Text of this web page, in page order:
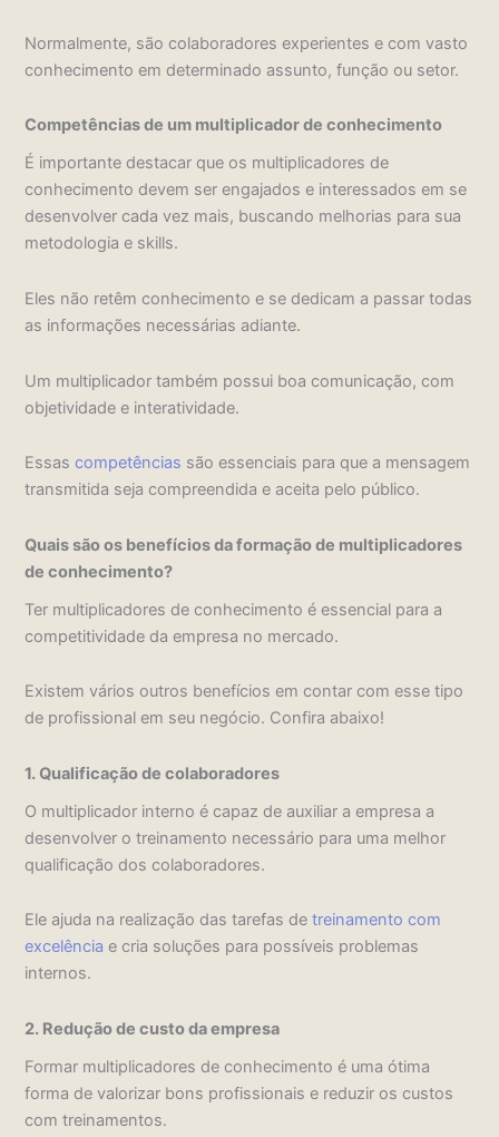
Normalmente, são colaboradores experientes e com vasto
conhecimento em determinado assunto, função ou setor.
Competências de um multiplicador de conhecimento
É importante destacar que os multiplicadores de
conhecimento devem ser engajados e interessados em se
desenvolver cada vez mais, buscando melhorias para sua
metodologia e skills.
Eles não retêm conhecimento e se dedicam a passar todas
as informações necessárias adiante.
Um multiplicador também possui boa comunicação, com
objetividade e interatividade.
Essascompetências são essenciais para que a mensagem
transmitida seja compreendida e aceita pelo público.
Quais são os benefícios da formação de multiplicadores
de conhecimento?
Ter multiplicadores de conhecimento é essencial para a
competitividade da empresa no mercado.
Existem vários outros benefícios em contar com esse tipo
de profissional em seu negócio. Confira abaixo!
1. Qualificação de colaboradores
O multiplicador interno é capaz de auxiliar a empresa a
desenvolver o treinamento necessário para uma melhor
qualificação dos colaboradores.
Ele ajuda na realização das tarefas detreinamento com
excelência e cria soluções para possíveis problemas
internos.
2. Redução de custo da empresa
Formar multiplicadores de conhecimento é uma ótima
forma de valorizar bons profissionais e reduzir os custos
com treinamentos.